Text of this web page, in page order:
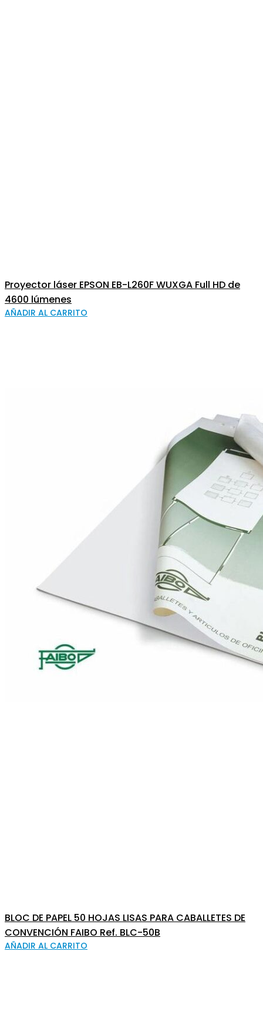
Proyector láser EPSON EB-L260F WUXGA Full HD de
4600 lúmenes
AÑADIR AL CARRITO
BLOC DE PAPEL 50 HOJAS LISAS PARA CABALLETES DE
CONVENCIÓN FAIBO Ref. BLC-50B
AÑADIR AL CARRITO